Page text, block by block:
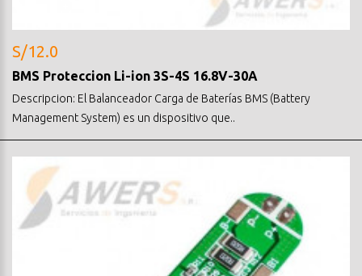
S/12.0
BMS Proteccion Li-ion 3S-4S 16.8V-30A
Descripcion: El Balanceador Carga de Baterías BMS (Battery
Management System) es un dispositivo que..